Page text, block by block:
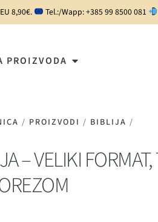
8,90€. Tel.:/Wapp: +385 99 8500 081
PROIZVODA
/ PROIZVODI / BIBLIJA /
– VELIKI